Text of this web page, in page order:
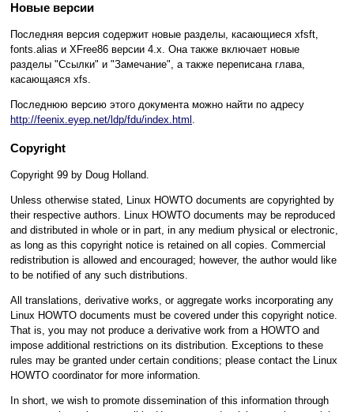
Новые версии
Последняя версия содержит новые разделы, касающиеся xfsft,
fonts.alias и XFree86 версии 4.x. Она также включает новые
разделы "Ссылки" и "Замечание", а также переписана глава,
касающаяся xfs.
Последнюю версию этого документа можно найти по адресу
http://feenix.eyep.net/ldp/fdu/index.html .
Copyright
Copyright 99 by Doug Holland.
Unless otherwise stated, Linux HOWTO documents are copyrighted by
their respective authors. Linux HOWTO documents may be reproduced
and distributed in whole or in part, in any medium physical or electronic,
as long as this copyright notice is retained on all copies. Commercial
redistribution is allowed and encouraged; however, the author would like
to be notified of any such distributions.
All translations, derivative works, or aggregate works incorporating any
Linux HOWTO documents must be covered under this copyright notice.
That is, you may not produce a derivative work from a HOWTO and
impose additional restrictions on its distribution. Exceptions to these
rules may be granted under certain conditions; please contact the Linux
HOWTO coordinator for more information.
In short, we wish to promote dissemination of this information through